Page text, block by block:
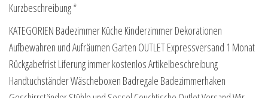
Kurzbeschreibung *
KATEGORIEN Badezimmer Küche Kinderzimmer Dekorationen
Aufbewahren und Aufräumen Garten OUTLET Expressversand 1 Monat
Rückgabefrist Liferung immer kostenlos Artikelbeschreibung
Handtuchständer Wäscheboxen Badregale Badezimmerhaken